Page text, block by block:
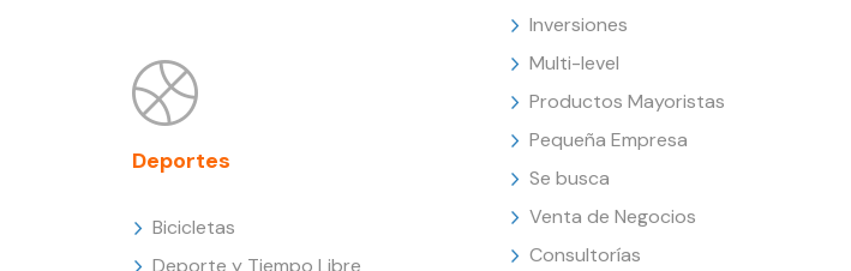
Deportes
Bicicletas
Deporte y Tiempo Libre
Inversiones
Multi-level
Productos Mayoristas
Pequeña Empresa
Se busca
Venta de Negocios
Consultorías